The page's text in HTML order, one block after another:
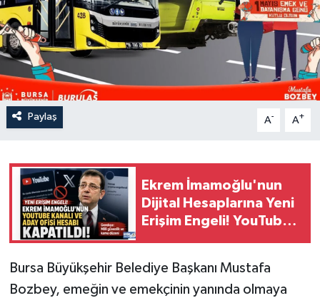
Paylaş A- A+
Ekrem İmamoğlu'nun
Dijital Hesaplarına Yeni
Erişim Engeli! YouTube
Bursa Büyükşehir Belediye Başkanı Mustafa
Bozbey, emeğin ve emekçinin yanında olmaya